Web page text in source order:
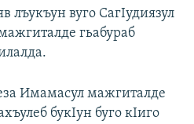
лъукъун вуго СагIудиязул
гьабураб
Имамасул мажгиталде
букIун буго кIиго